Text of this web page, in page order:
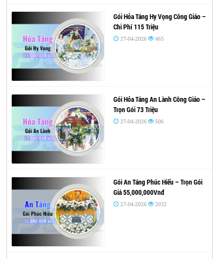
Gói Hỏa Táng Hy Vọng Công Giáo –
Chi Phí 115 Triệu
27-04-2026 465
Gói Hỏa Táng An Lành Công Giáo –
Trọn Gói 73 Triệu
27-04-2026 506
Gói An Táng Phúc Hiếu – Trọn Gói
Giá 55,000,000Vnđ
27-04-2026 2032